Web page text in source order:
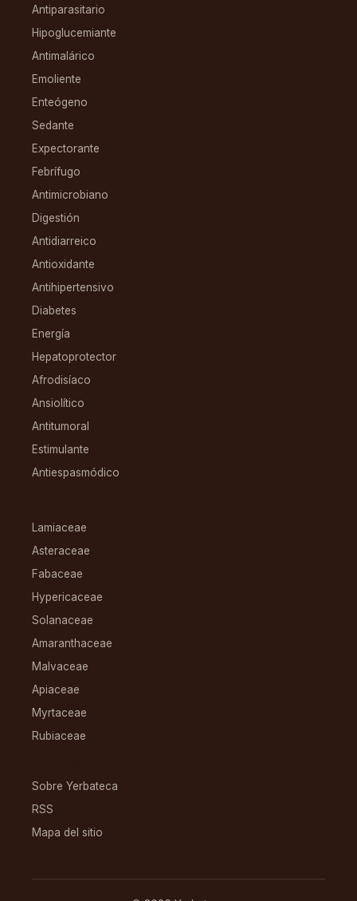
Antiparasitario
Hipoglucemiante
Antimalárico
Emoliente
Enteógeno
Sedante
Expectorante
Febrífugo
Antimicrobiano
Digestión
Antidiarreico
Antioxidante
Antihipertensivo
Diabetes
Energía
Hepatoprotector
Afrodisíaco
Ansiolítico
Antitumoral
Estimulante
Antiespasmódico
Lamiaceae
Asteraceae
Fabaceae
Hypericaceae
Solanaceae
Amaranthaceae
Malvaceae
Apiaceae
Myrtaceae
Rubiaceae
Sobre Yerbateca
RSS
Mapa del sitio